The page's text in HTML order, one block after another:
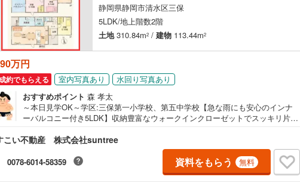
静岡県静岡市清水区三保
5LDK/地上階数2階
土地310.84m2 / 建物 113.44m2
万円
約でもらえる 室内写真あり
水回り写真あり
おすすめポイント 森 孝太
～本日見学OK～学区:三保第一小学校、第五中学校【急な雨にも安心のインナ
ーバルコニー付き5LDK】収納豊富なウォークインクローゼットでスッキリ片付
を超えるゆとりある敷地に建つ部屋数の多い5LDKの間取りです。・ご家族が集
まるLDKは16帖の広さを確保しており穏やかな家族団らんの時間を過ごせま
す。・大容量のウォークインクローゼットを備え住空間をすっきりと保てま
す。・急な天候の変化にも心強いインナーバルコニーを採用しておりお洗濯の
こい不動産 株式会社suntree
0078-6014-58359 資料をもらう 無料
オンライン対応とは？